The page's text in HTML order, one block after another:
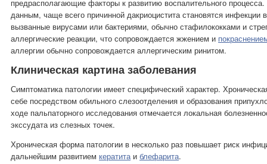
предрасполагающие факторы к развитию воспалительного процесса.
данным, чаще всего причинной дакриоцистита становятся инфекции
вызванные вирусами или бактериями, обычно стафилококками и
аллергические реакции, что сопровождается жжением и
аллергии обычно сопровождается аллергическим ринитом.
Клиническая картина заболевания
Симптоматика патологии имеет специфический характер.
себе посредством обильного слезоотделения и образования
ходе пальпаторного исследования отмечается локальная
экссудата из слезных точек.
Хроническая форма патологии в несколько раз повышает риск
дальнейшим развитием кератитаи блефарита.